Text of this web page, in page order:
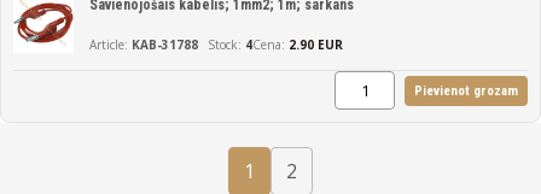
KAB-31788
Savienojošais kabelis; 1mm2; 1m; sarkans
4Cena: 2.90 EUR
Pievienot grozam
1
2